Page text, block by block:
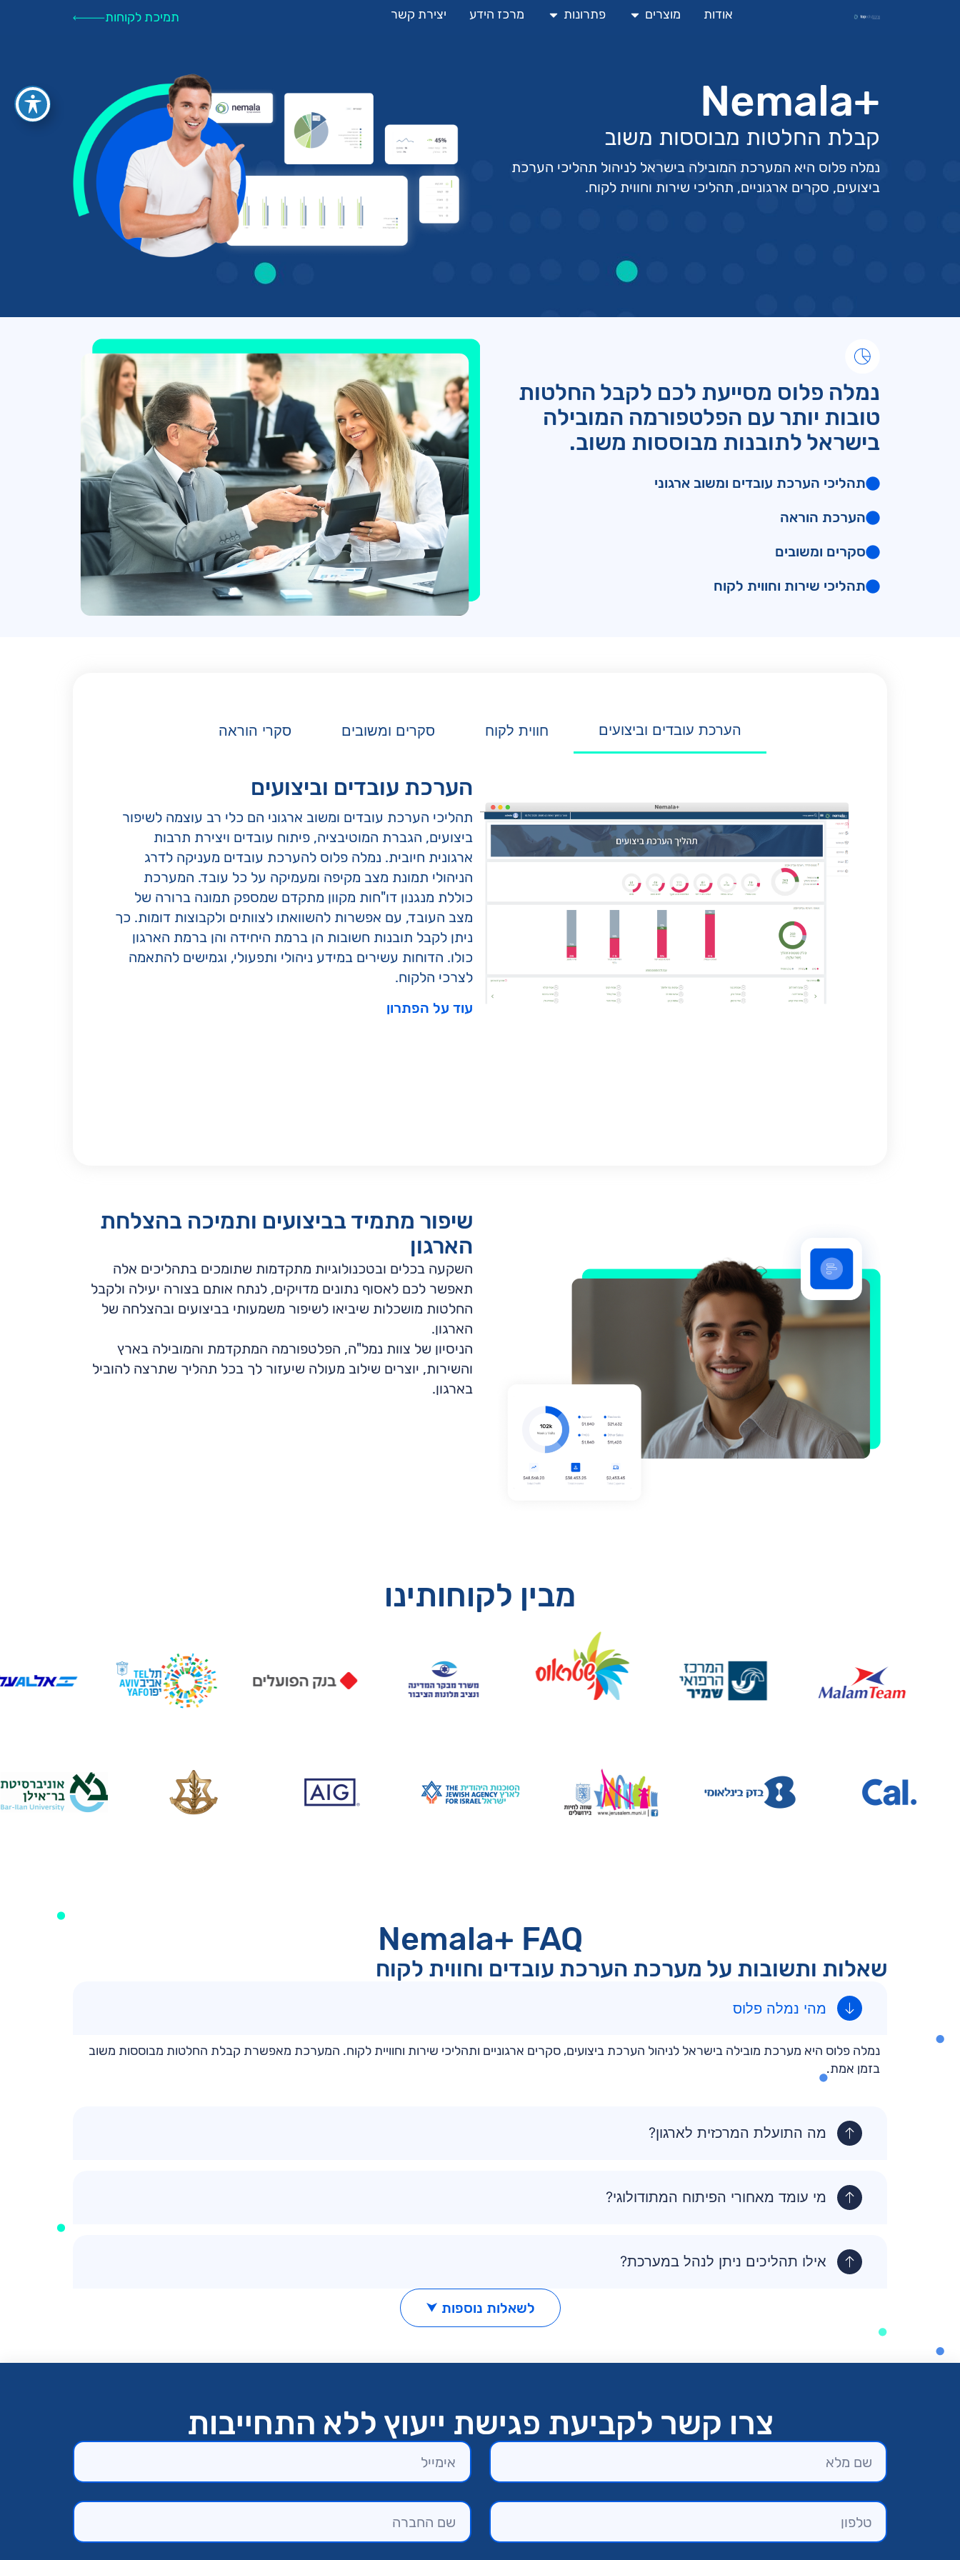
אודות מוצרים פתרונות מרכז הידע יצירת קשר תמיכת לקוחות
+Nemala
קבלת החלטות מבוססות משוב
נמלה פלוס היא המערכת המובילה בישראל לניהול תהליכי הערכת
ביצועים, סקרים ארגוניים, תהליכי שירות וחווית לקוח.
נמלה פלוס מסייעת לכם לקבל החלטות
טובות יותר עם הפלטפורמה המובילה
בישראל לתובנות מבוססות משוב.
תהליכי הערכת עובדים ומשוב ארגוני
הערכת הוראה
סקרים ומשובים
תהליכי שירות וחווית לקוח
הערכת עובדים וביצועים חווית לקוח סקרים ומשובים סקרי הוראה
הערכת עובדים וביצועים
תהליכי הערכת עובדים ומשוב ארגוני הם כלי רב עוצמה לשיפור
ביצועים, הגברת המוטיבציה, פיתוח עובדים ויצירת תרבות
ארגונית חיובית. נמלה פלוס להערכת עובדים מעניקה לדרג
הניהולי תמונת מצב מקיפה ומעמיקה על כל עובד. המערכת
כוללת מנגנון דו"חות מקוון מתקדם שמספק תמונה ברורה של
מצב העובד, עם אפשרות להשוואתו לצוותים ולקבוצות דומות. כך
ניתן לקבל תובנות חשובות הן ברמת היחידה והן ברמת הארגון
כולו. הדוחות עשירים במידע ניהולי ותפעולי, וגמישים להתאמה
לצרכי הלקוח.
עוד על הפתרון
שיפור מתמיד בביצועים ותמיכה בהצלחת
הארגון
השקעה בכלים ובטכנולוגיות מתקדמות שתומכים בתהליכים אלה
תאפשר לכם לאסוף נתונים מדויקים, לנתח אותם בצורה יעילה ולקבל
החלטות מושכלות שיביאו לשיפור משמעותי בביצועים ובהצלחה של
הארגון.
הניסיון של צוות נמל"ה, הפלטפורמה המתקדמת והמובילה בארץ
והשירות, יוצרים שילוב מעולה שיעזור לך בכל תהליך שתרצה להוביל
בארגון.
מבין לקוחותינו
Nemala+ FAQ
שאלות ותשובות על מערכת הערכת עובדים וחווית לקוח
מהי נמלה פלוס
נמלה פלוס היא מערכת מובילה בישראל לניהול הערכת ביצועים, סקרים ארגוניים ותהליכי שירות וחוויית לקוח. המערכת מאפשרת קבלת החלטות מבוססות משוב
בזמן אמת.
מה התועלת המרכזית לארגון?
מי עומד מאחורי הפיתוח המתודולוגי?
אילו תהליכים ניתן לנהל במערכת?
לשאלות נוספות ⮟
צרו קשר לקביעת פגישת ייעוץ ללא התחייבות​